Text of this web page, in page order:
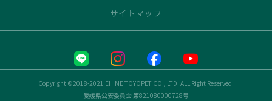
サイトマップ
お店の情報Copyright ©2018-2021 EHIME TOYOPET CO., LTD. ALL Right Reserved.
愛媛県公安委員会 第821080000728号